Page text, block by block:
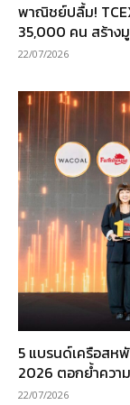
พาณิชย์ปลื้ม!
35,000 คน สร้าง
22/07/2026
5 แบรนด์เครือสห
2026 ตอกย้ำควา
22/07/2026